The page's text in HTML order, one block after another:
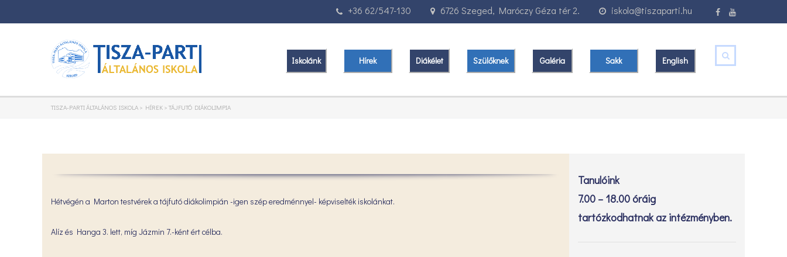
iskola@tiszaparti.hu
6726 Szeged, Maróczy Géza tér 2.
+36 62/547-130
Iskolánk Hírek Diákélet Szülőknek Galéria Sakk English
TISZA-PARTI ÁLTALÁNOS ISKOLA > HÍREK > TÁJFUTÓ DIÁKOLIMPIA
Hétvégén a Marton testvérek a tájfutó diákolimpián -igen szép eredménnyel- képviselték iskolánkat.
Alíz és Hanga 3. lett, míg Jázmin 7.-ként ért célba.
Tanulóink
7.00 – 18.00 óráig
tartózkodhatnak az intézményben.